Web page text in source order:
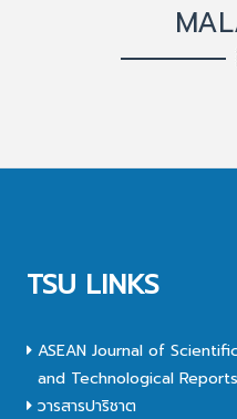
TSU LINKS
ASEAN Journal of
and Technological
วารสารปาริชาต